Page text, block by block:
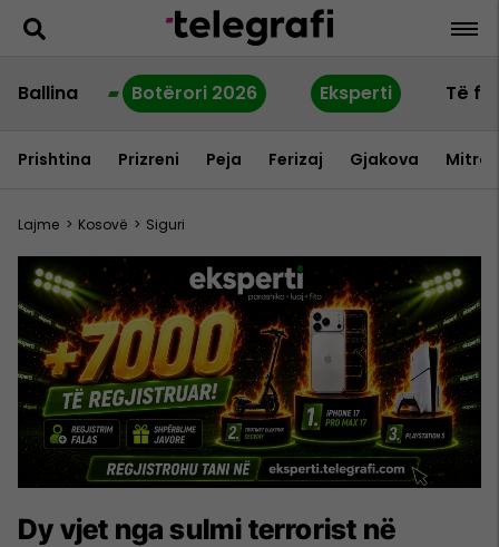
Ballina Botërori 2026 Eksperti Të
Prishtina Prizreni Peja Ferizaj Gjakova
Lajme > Kosovë > Siguri
Dy vjet nga sulmi terrorist në